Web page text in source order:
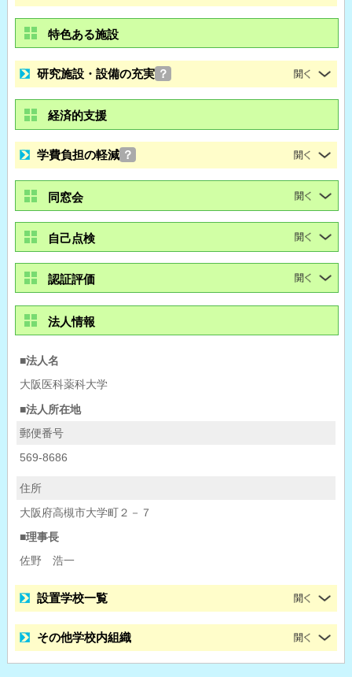
特色ある施設
研究施設・設備の充実 ？
経済的支援
学費負担の軽減 ？
同窓会
自己点検
認証評価
法人情報
■法人名
大阪医科薬科大学
■法人所在地
郵便番号
569-8686
住所
大阪府高槻市大学町２－７
■理事長
佐野 浩一
設置学校一覧
その他学校内組織